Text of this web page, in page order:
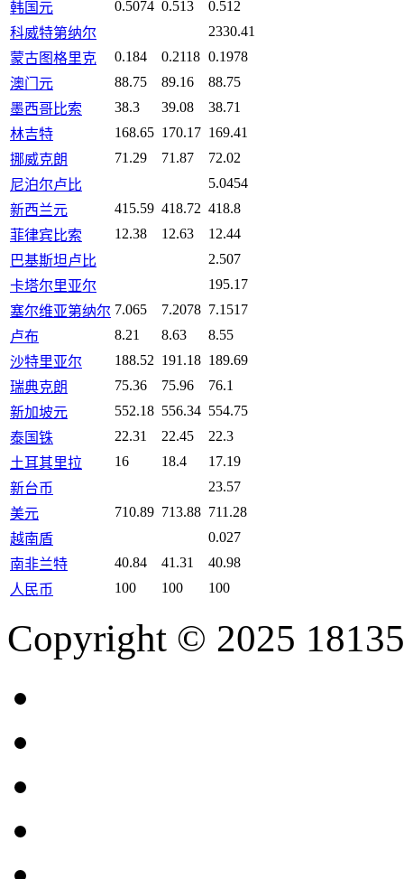
韩国元 0.5074 0.513
0.512
科威特第纳尔
2330.41
蒙古图格里克
0.184 0.2118 0.1978
澳门元
88.75 89.16
88.75
墨西哥比索
38.3 39.08
38.71
林吉特
168.65 170.17 169.41
挪威克朗
71.29 71.87
72.02
尼泊尔卢比
5.0454
新西兰元
415.59 418.72 418.8
菲律宾比索
12.38 12.63
12.44
巴基斯坦卢比
2.507
卡塔尔里亚尔
195.17
塞尔维亚第纳尔 7.065 7.2078 7.1517
卢布
8.21 8.63
8.55
沙特里亚尔
188.52 191.18 189.69
瑞典克朗
75.36 75.96
76.1
新加坡元
552.18 556.34 554.75
泰国铢
22.31 22.45
22.3
土耳其里拉
16 18.4
17.19
新台币
23.57
美元
710.89 713.88 711.28
越南盾
0.027
南非兰特
40.84 41.31
40.98
人民币
100 100 100
Copyright © 2025